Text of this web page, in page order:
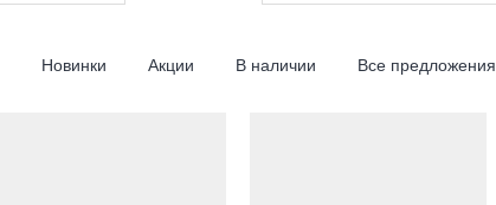
Новинки Акции В наличии Все предложения